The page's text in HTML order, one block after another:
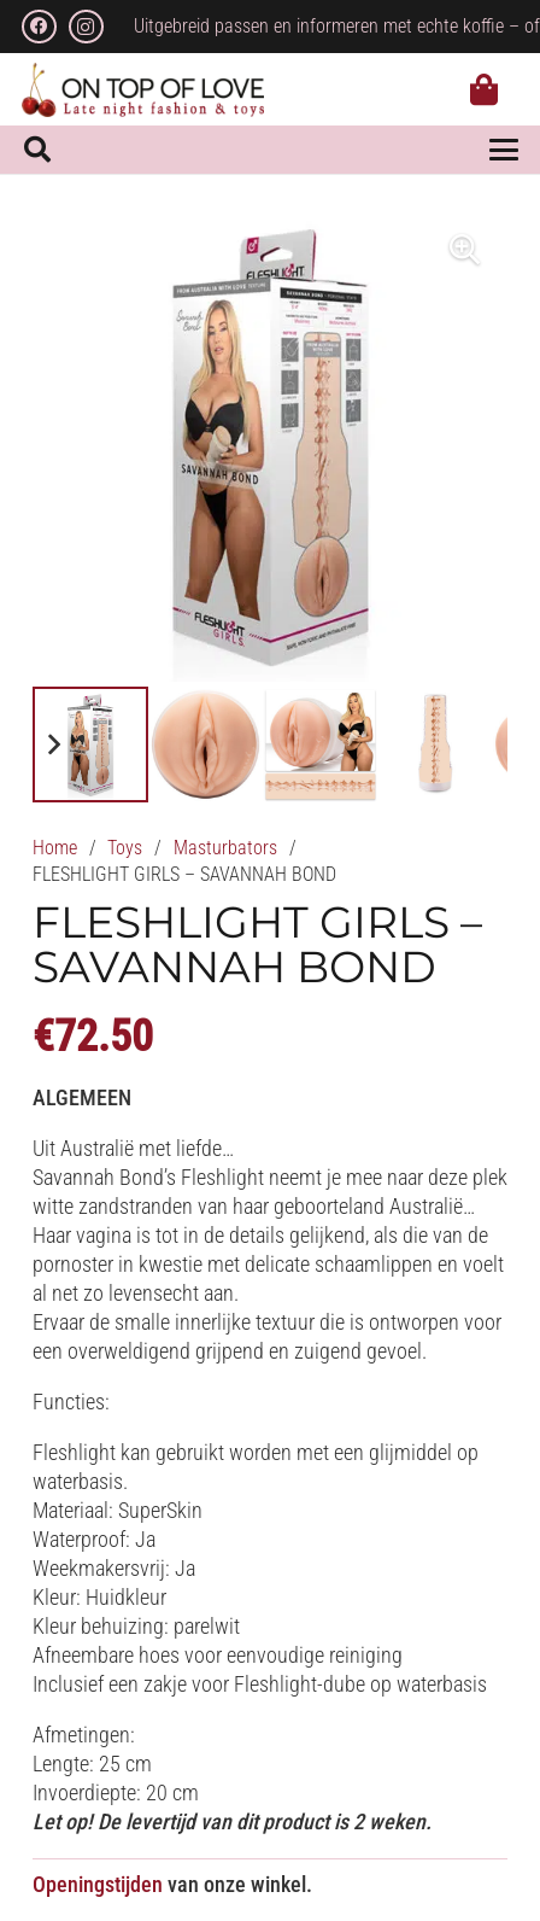
Uitgebreid passen en informeren met echte koffie –
Home / Toys / Masturbators /
FLESHLIGHT GIRLS – SAVANNAH BOND
FLESHLIGHT GIRLS –
SAVANNAH BOND
€72.50
ALGEMEEN
Uit Australië met liefde…
Savannah Bond’s Fleshlight neemt je mee naar deze plek
witte zandstranden van haar geboorteland Australië…
Haar vagina is tot in de details gelijkend, als die van de
pornoster in kwestie met delicate schaamlippen en voelt
al net zo levensecht aan.
Ervaar de smalle innerlijke textuur die is ontworpen voor
een overweldigend grijpend en zuigend gevoel.
Functies:
Fleshlight kan gebruikt worden met een glijmiddel op
waterbasis.
Materiaal: SuperSkin
Waterproof: Ja
Weekmakersvrij: Ja
Kleur: Huidkleur
Kleur behuizing: parelwit
Afneembare hoes voor eenvoudige reiniging
Inclusief een zakje voor Fleshlight-dube op waterbasis
Afmetingen:
Lengte: 25 cm
Invoerdiepte: 20 cm
Let op! De levertijd van dit product is 2 weken.
Openingstijden van onze winkel.